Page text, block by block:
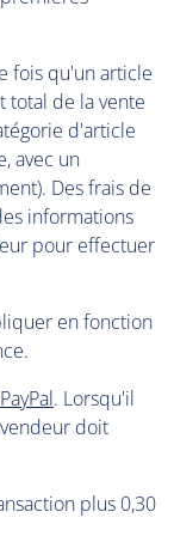
fois qu'un article
total de la vente
d'article
avec un
Des frais de
informations
pour effectuer
en fonction
. Lorsqu'il
doit
plus 0,30